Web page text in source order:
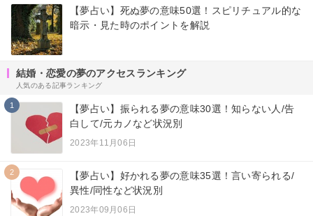
【夢占い】死ぬ夢の意味50選！スピリチュアル的な
暗示・見た時のポイントを解説
結婚・恋愛の夢のアクセスランキング
人気のある記事ランキング
1
【夢占い】振られる夢の意味30選！知らない人/告
白して/元カノなど状況別
2023年11月06日
2
【夢占い】好かれる夢の意味35選！言い寄られる/
異性/同性など状況別
2023年09月06日